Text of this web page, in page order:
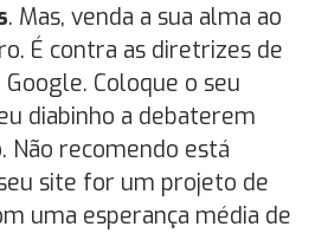
. Mas, venda a sua alma ao
É contra as diretrizes de
Coloque o seu
diabinho a debaterem
Não recomendo está
site for um projeto de
uma esperança média de